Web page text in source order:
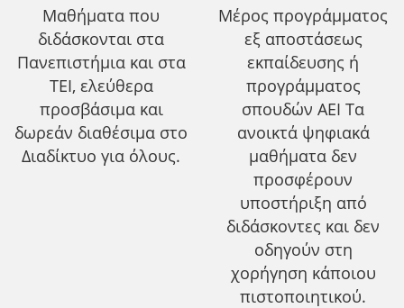
Μαθήματα που
διδάσκονται στα
Πανεπιστήμια και στα
ΤΕΙ, ελεύθερα
προσβάσιμα και
δωρεάν διαθέσιμα στο
Διαδίκτυο για όλους.
Μέρος προγράμματος
εξ αποστάσεως
εκπαίδευσης ή
προγράμματος
σπουδών ΑΕΙ Τα
ανοικτά ψηφιακά
μαθήματα δεν
προσφέρουν
υποστήριξη από
διδάσκοντες και δεν
οδηγούν στη
χορήγηση κάποιου
πιστοποιητικού.